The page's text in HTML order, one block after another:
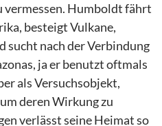
vermessen. Humboldt fährt
besteigt Vulkane,
sucht nach der Verbindung
ja er benutzt oftmals
als Versuchsobjekt,
deren Wirkung zu
verlässt seine Heimat so